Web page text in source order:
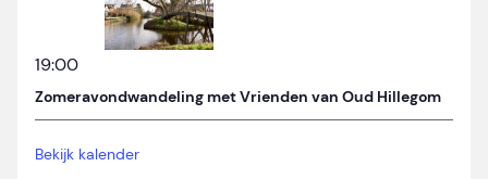
19:00
Zomeravondwandeling met Vrienden van Oud Hillegom
Bekijk kalender